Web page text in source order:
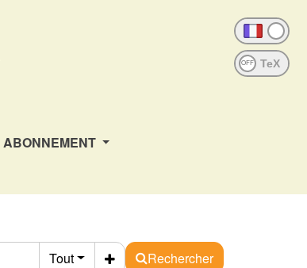
OFF
ABONNEMENT
Tout
Rechercher